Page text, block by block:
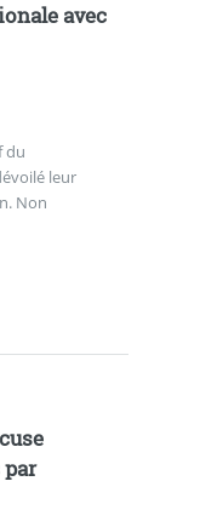
avec
du
leur
Non